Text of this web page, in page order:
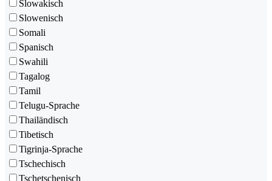
Slowakisch
Slowenisch
Somali
Spanisch
Swahili
Tagalog
Tamil
Telugu-Sprache
Thailändisch
Tibetisch
Tigrinja-Sprache
Tschechisch
Tschetschenisch